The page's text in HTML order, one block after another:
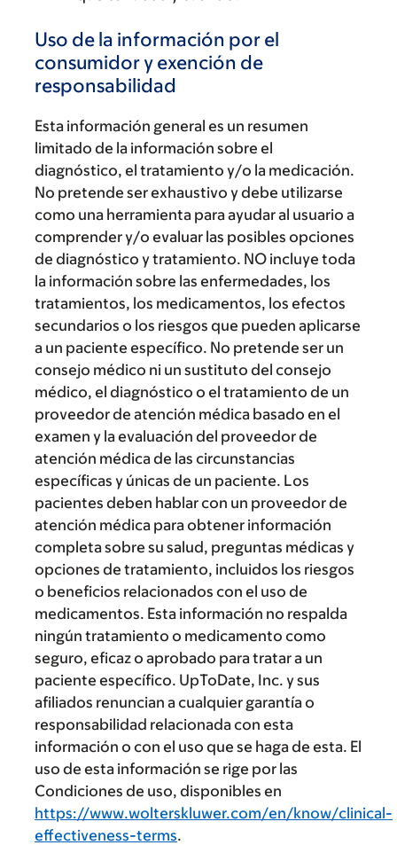
Uso de la información por el
consumidor y exención de
responsabilidad
Esta información general es un resumen
limitado de la información sobre el
diagnóstico, el tratamiento y/o la medicación.
No pretende ser exhaustivo y debe utilizarse
como una herramienta para ayudar al usuario a
comprender y/o evaluar las posibles opciones
de diagnóstico y tratamiento. NO incluye toda
la información sobre las enfermedades, los
tratamientos, los medicamentos, los efectos
secundarios o los riesgos que pueden aplicarse
a un paciente específico. No pretende ser un
consejo médico ni un sustituto del consejo
médico, el diagnóstico o el tratamiento de un
proveedor de atención médica basado en el
examen y la evaluación del proveedor de
atención médica de las circunstancias
específicas y únicas de un paciente. Los
pacientes deben hablar con un proveedor de
atención médica para obtener información
completa sobre su salud, preguntas médicas y
opciones de tratamiento, incluidos los riesgos
o beneficios relacionados con el uso de
medicamentos. Esta información no respalda
ningún tratamiento o medicamento como
seguro, eficaz o aprobado para tratar a un
paciente específico. UpToDate, Inc. y sus
afiliados renuncian a cualquier garantía o
responsabilidad relacionada con esta
información o con el uso que se haga de esta. El
uso de esta información se rige por las
Condiciones de uso, disponibles en
https://www.wolterskluwer.com/en/know/clinical-
effectiveness-terms.